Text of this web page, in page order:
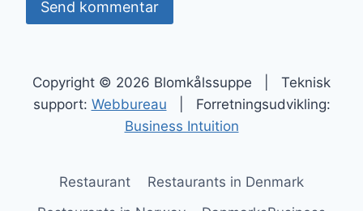
Copyright © 2026 Blomkålssuppe | Teknisk
support: Webbureau | Forretningsudvikling:
Business Intuition
Restaurant
Restaurants in Denmark